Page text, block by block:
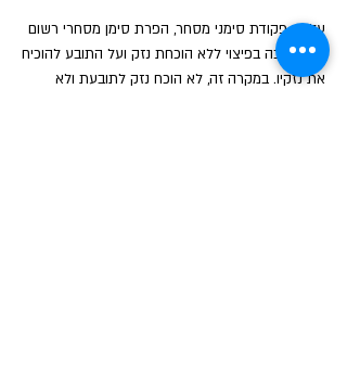
על-פי פקודת סימני מסחר, הפרת סימן מסחרי רשום
אינה מזכה בפיצוי ללא הוכחת נזק ועל התובע להוכיח
את נזקיו. במקרה זה, לא הוכח נזק לתובעת ולא